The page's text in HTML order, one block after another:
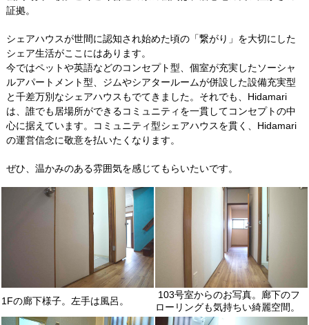
証拠。
シェアハウスが世間に認知され始めた頃の「繋がり」を大切にした
シェア生活がここにはあります。
今ではペットや英語などのコンセプト型、個室が充実したソーシャ
ルアパートメント型、ジムやシアタールームが併設した設備充実型
と千差万別なシェアハウスもでてきました。それでも、Hidamari
は、誰でも居場所ができるコミュニティを一貫してコンセプトの中
心に据えています。コミュニティ型シェアハウスを貫く、Hidamari
の運営信念に敬意を払いたくなります。
ぜひ、温かみのある雰囲気を感じてもらいたいです。
1Fの廊下様子。左手は風呂。
103号室からのお写真。廊下のフ
ローリングも気持ちい綺麗空間。